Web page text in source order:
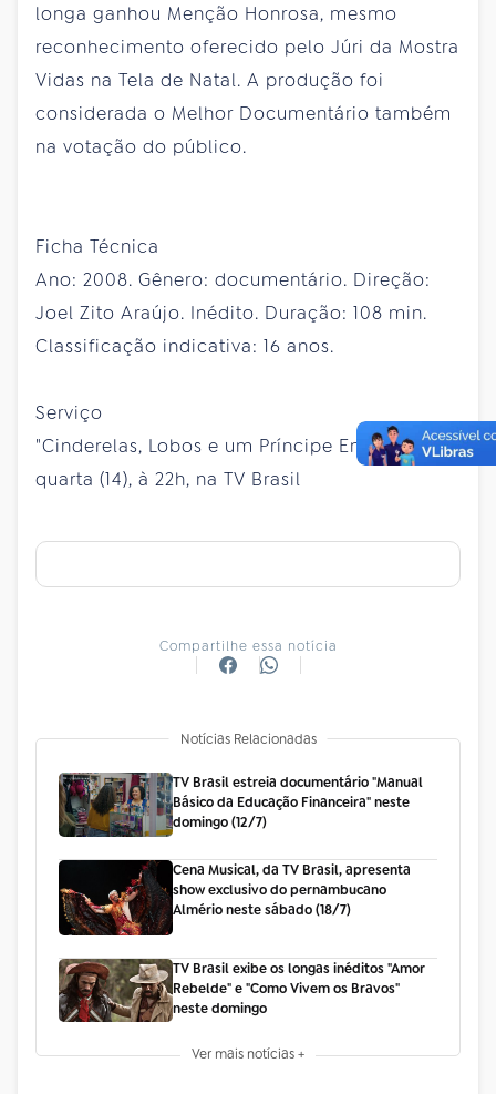
longa ganhou Menção Honrosa, mesmo
reconhecimento oferecido pelo Júri da Mostra
Vidas na Tela de Natal. A produção foi
considerada o Melhor Documentário também
na votação do público.
Ficha Técnica
Ano: 2008. Gênero: documentário. Direção:
Joel Zito Araújo. Inédito. Duração: 108 min.
Classificação indicativa: 16 anos.
Serviço
"Cinderelas, Lobos e um Príncipe Encantado" –
quarta (14), à 22h, na TV Brasil
Compartilhe essa notícia
Notícias Relacionadas
TV Brasil estreia documentário "Manual
Básico da Educação Financeira" neste
domingo (12/7)
Cena Musical, da TV Brasil, apresenta
show exclusivo do pernambucano
Almério neste sábado (18/7)
TV Brasil exibe os longas inéditos "Amor
Rebelde" e "Como Vivem os Bravos"
neste domingo
Ver mais notícias +